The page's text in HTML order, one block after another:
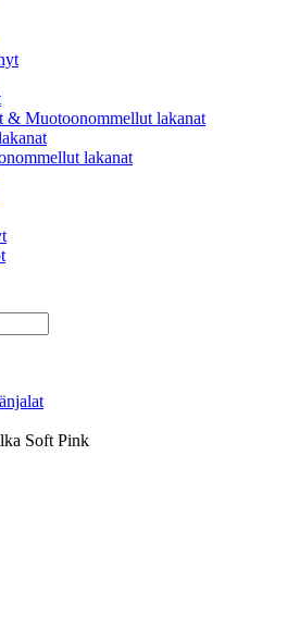
& Muotoonommellut lakanat
lakanat
Soft Pink